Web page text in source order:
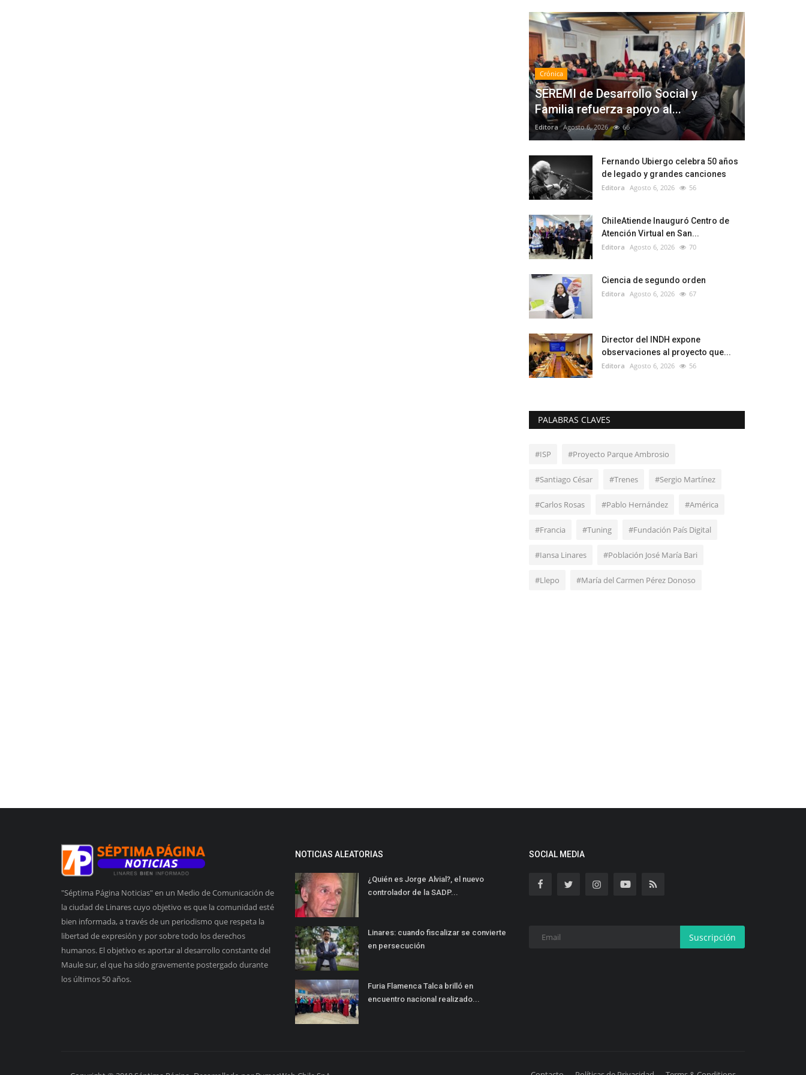
Crónica
SEREMI de Desarrollo Social y
Familia refuerza apoyo al...
Editora Agosto 6, 2026 66
Fernando Ubiergo celebra 50 años
de legado y grandes canciones
Editora Agosto 6, 2026 56
ChileAtiende Inauguró Centro de
Atención Virtual en San...
Editora Agosto 6, 2026 70
Ciencia de segundo orden
Editora Agosto 6, 2026 67
Director del INDH expone
observaciones al proyecto que...
Editora Agosto 6, 2026 56
PALABRAS CLAVES
#ISP #Proyecto Parque Ambrosio
#Santiago César #Trenes #Sergio Martínez
#Carlos Rosas #Pablo Hernández #América
#Francia #Tuning #Fundación País Digital
#Iansa Linares #Población José María Bari
#Llepo #María del Carmen Pérez Donoso
"Séptima Página Noticias" en un Medio de Comunicación de
la ciudad de Linares cuyo objetivo es que la comunidad esté
bien informada, a través de un periodismo que respeta la
libertad de expresión y por sobre todo los derechos
humanos. El objetivo es aportar al desarrollo constante del
Maule sur, el que ha sido gravemente postergado durante
los últimos 50 años.
NOTICIAS ALEATORIAS
¿Quién es Jorge Alvial?, el nuevo
controlador de la SADP...
Linares: cuando fiscalizar se convierte
en persecución
Furia Flamenca Talca brilló en
encuentro nacional realizado...
SOCIAL MEDIA
Suscripción